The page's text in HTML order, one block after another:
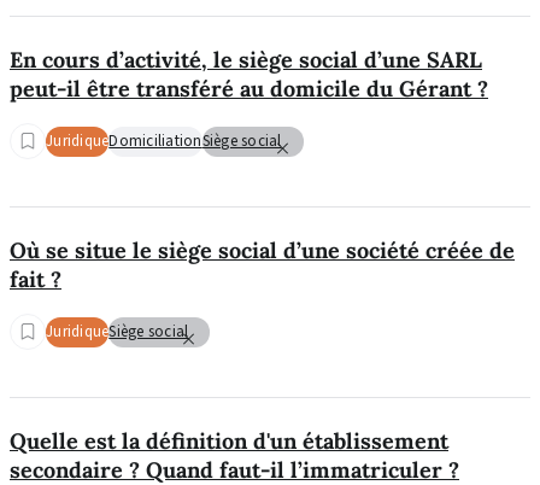
En cours d’activité, le siège social d’une SARL
peut-il être transféré au domicile du Gérant ?
JuridiqueDomiciliationSiège social
Où se situe le siège social d’une société créée de
fait ?
JuridiqueSiège social
Quelle est la définition d'un établissement
secondaire ? Quand faut-il l’immatriculer ?